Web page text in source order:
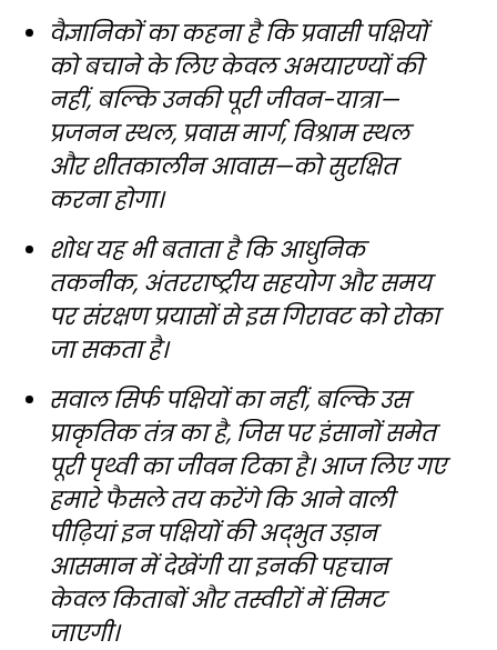
वैज्ञानिकों का कहना है कि प्रवासी पक्षियों
को बचाने के लिए केवल अभयारण्यों की
नहीं, बल्कि उनकी पूरी जीवन-यात्रा—
प्रजनन स्थल, प्रवास मार्ग, विश्राम स्थल
और शीतकालीन आवास—को सुरक्षित
करना होगा।
शोध यह भी बताता है कि आधुनिक
तकनीक, अंतरराष्ट्रीय सहयोग और समय
पर संरक्षण प्रयासों से इस गिरावट को रोका
जा सकता है।
सवाल सिर्फ पक्षियों का नहीं, बल्कि उस
प्राकृतिक तंत्र का है, जिस पर इंसानों समेत
पूरी पृथ्वी का जीवन टिका है। आज लिए गए
हमारे फैसले तय करेंगे कि आने वाली
पीढ़ियां इन पक्षियों की अद्भुत उड़ान
आसमान में देखेंगी या इनकी पहचान
केवल किताबों और तस्वीरों में सिमट
जाएगी।